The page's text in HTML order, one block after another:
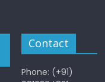
Contact
Phone: (+91)